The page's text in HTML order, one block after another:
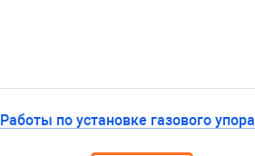
Работы по установке газового упора